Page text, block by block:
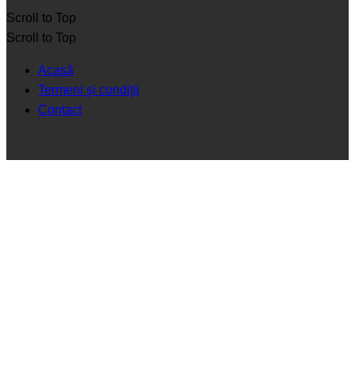
Scroll to Top
Scroll to Top
Acasă
Termeni şi condiţii
Contact